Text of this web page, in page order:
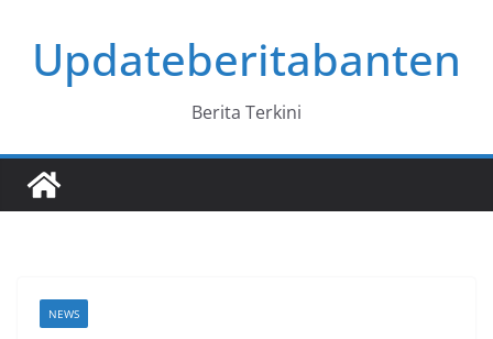
contentUpdateberitabanten
Berita Terkini
NEWS